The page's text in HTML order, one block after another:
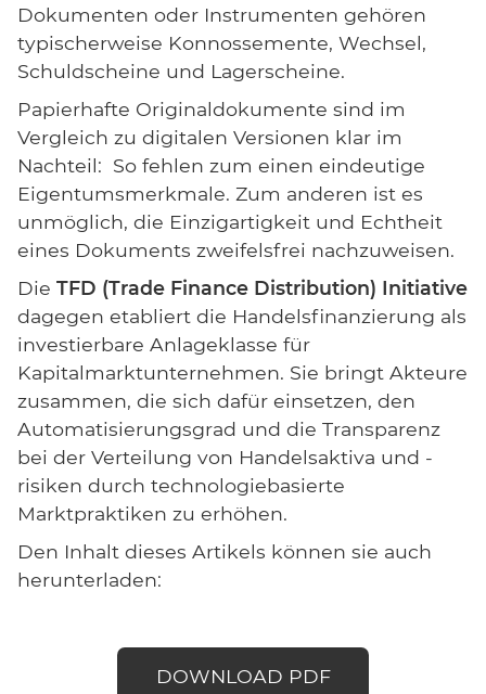
Dokumenten oder Instrumenten gehören
typischerweise Konnossemente, Wechsel,
Schuldscheine und Lagerscheine.
Papierhafte Originaldokumente sind im
Vergleich zu digitalen Versionen klar im
Nachteil: So fehlen zum einen eindeutige
Eigentumsmerkmale. Zum anderen ist es
unmöglich, die Einzigartigkeit und Echtheit
eines Dokuments zweifelsfrei nachzuweisen.
Die TFD (Trade Finance Distribution) Initiative
dagegen etabliert die Handelsfinanzierung als
investierbare Anlageklasse für
Kapitalmarktunternehmen. Sie bringt Akteure
zusammen, die sich dafür einsetzen, den
Automatisierungsgrad und die Transparenz
bei der Verteilung von Handelsaktiva und -
risiken durch technologiebasierte
Marktpraktiken zu erhöhen.
Den Inhalt dieses Artikels können sie auch
herunterladen:
DOWNLOAD PDF